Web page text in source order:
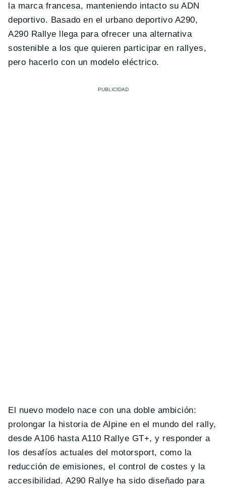
la marca francesa, manteniendo intacto su ADN
deportivo. Basado en el urbano deportivo A290,
A290 Rallye llega para ofrecer una alternativa
sostenible a los que quieren participar en rallyes,
pero hacerlo con un modelo eléctrico.
El nuevo modelo nace con una doble ambición:
prolongar la historia de Alpine en el mundo del rally,
desde A106 hasta A110 Rallye GT+, y responder a
los desafíos actuales del motorsport, como la
reducción de emisiones, el control de costes y la
accesibilidad. A290 Rallye ha sido diseñado para